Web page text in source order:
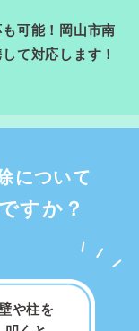
可能！岡山市南
て対応します！
について
すか？
や柱を